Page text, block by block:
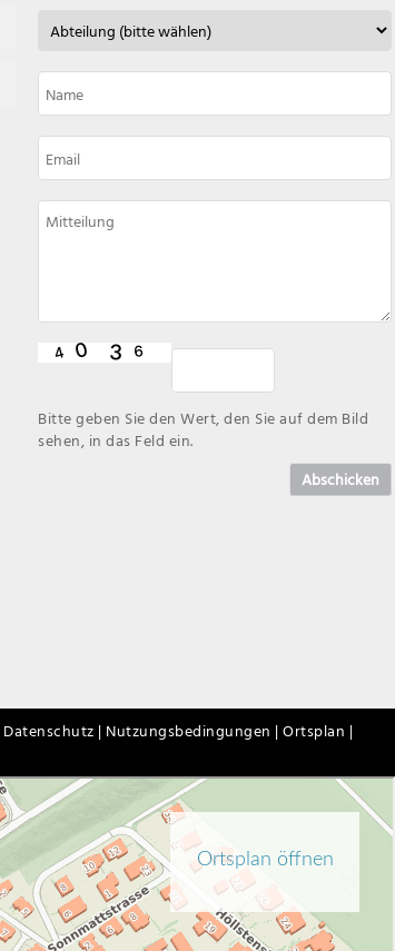
Bitte geben Sie den Wert, den Sie auf dem Bild
sehen, in das Feld ein.
Abschicken
Datenschutz | Nutzungsbedingungen |Ortsplan |